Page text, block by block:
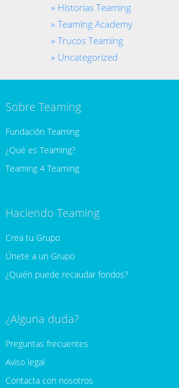
Historias Teaming
Teaming Academy
Trucos Teaming
Uncategorized
Sobre Teaming
Fundación Teaming
¿Qué es Teaming?
Teaming 4 Teaming
Haciendo Teaming
Crea tu Grupo
Únete a un Grupo
¿Quién puede recaudar fondos?
¿Alguna duda?
Preguntas frecuentes
Aviso legal
Contacta con nosotros